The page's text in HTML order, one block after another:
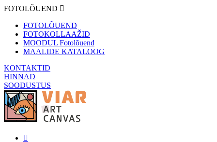
FOTOLÕUEND
FOTOLÕUEND
FOTOKOLLAAŽID
MOODUL Fotolõuend
MAALIDE KATALOOG
KONTAKTID
HINNAD
SOODUSTUS